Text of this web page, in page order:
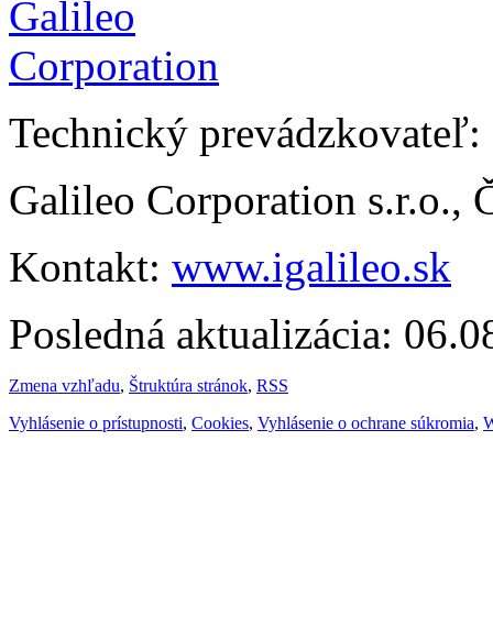
Technický prevádzkovateľ:
Galileo Corporation s.r.o.,
Kontakt: www.igalileo.sk
Posledná aktualizácia:
Zmena vzhľadu, Štruktúra stránok, RSS
Vyhlásenie o prístupnosti, Cookies, Vyhlásenie o ochrane súkromia,